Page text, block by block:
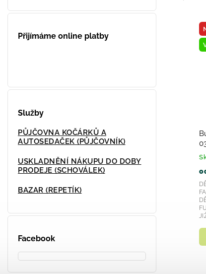
Přijímáme online platby
Služby
PŮJČOVNA KOČÁRKŮ A
AUTOSEDAČEK (PŮJČOVNÍK)
USKLADNĚNÍ NÁKUPU DO DOBY
PRODEJE (SCHOVÁLEK)
BAZAR (REPETÍK)
Facebook
Dětské tenisky modré chlapecké
Biomecanics 252130- 2026
Skladem
1 499 Kč
Chlapecké modré kotníkové boty 231313 od
děti. Tento...